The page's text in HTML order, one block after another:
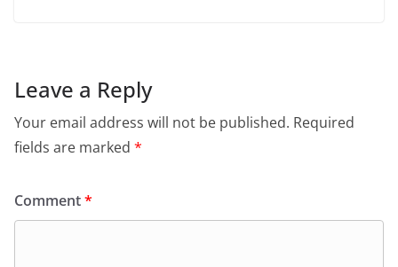
Leave a Reply
Your email address will not be published. Required
fields are marked *
Comment*